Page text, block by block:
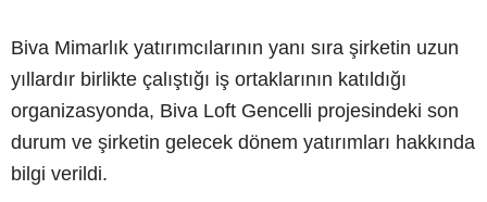
Biva Mimarlık yatırımcılarının yanı sıra şirketin uzun
yıllardır birlikte çalıştığı iş ortaklarının katıldığı
organizasyonda, Biva Loft Gencelli projesindeki son
durum ve şirketin gelecek dönem yatırımları hakkında
bilgi verildi.